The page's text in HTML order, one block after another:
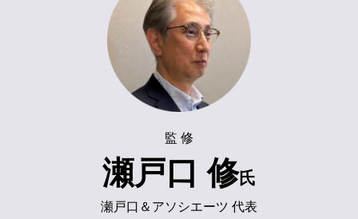
監 修
瀬戸口 修氏
瀬戸口＆アソシエーツ 代表